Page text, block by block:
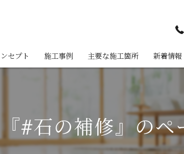
セプト 施工事例 主要な施工箇所
巾木
新着情報
#石の補修』のペ